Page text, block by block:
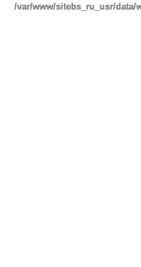
/var/www/sitebs_ru_usr/